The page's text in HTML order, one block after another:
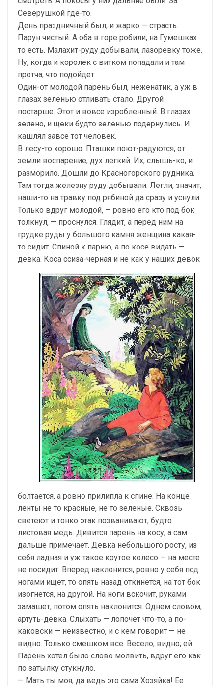
Северушкой где-то.
День праздничный был, и жарко — страсть.
Парун чистый. А оба в горе робили, на Гумешках
то есть. Малахит-руду добывали, лазоревку тоже.
Ну, когда и королек с витком попадали и там
протча, что подойдет.
Один-от молодой парень был, неженатик, а уж в
глазах зеленью отливать стало. Другой
постарше. Этот и вовсе изробленный. В глазах
зелено, и щеки будто зеленью подернулись. И
кашлял завсе тот человек.
В лесу-то хорошо. Пташки поют-радуются, от
земли воспарение, дух легкий. Их, слышь-ко, и
разморило. Дошли до Красногорского рудника.
Там тогда железну руду добывали. Легли, значит,
наши-то на травку под рябиной да сразу и уснули.
Только вдруг молодой, — ровно его кто под бок
толкнул, — проснулся. Глядит, а перед ним на
грудке руды у большого камня женщина какая-
то сидит. Спиной к парню, а по косе видать —
девка. Коса ссиза-черная и не как у наших девок
болтается, а ровно прилипла к спине. На конце
ленты не то красные, не то зеленые. Сквозь
светеют и тонко этак позванивают, будто
листовая медь. Дивится парень на косу, а сам
дальше примечает. Девка небольшого росту, из
себя ладная и уж такое крутое колесо — на месте
не посидит. Вперед наклонится, ровно у себя под
ногами ищет, то опять назад откинется, на тот бок
изогнется, на другой. На ноги вскочит, руками
замашет, потом опять наклонится. Однем словом,
артуть-девка. Слыхать — лопочет что-то, а по-
каковски — неизвестно, и с кем говорит — не
видно. Только смешком все. Весело, видно, ей.
Парень хотел было слово молвить, вдруг его как
по затылку стукнуло.
— Мать ты моя, да ведь это сама Хозяйка! Ее